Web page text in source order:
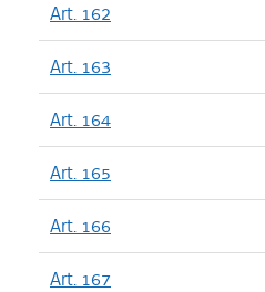
Art. 162
Art. 163
Art. 164
Art. 165
Art. 166
Art. 167